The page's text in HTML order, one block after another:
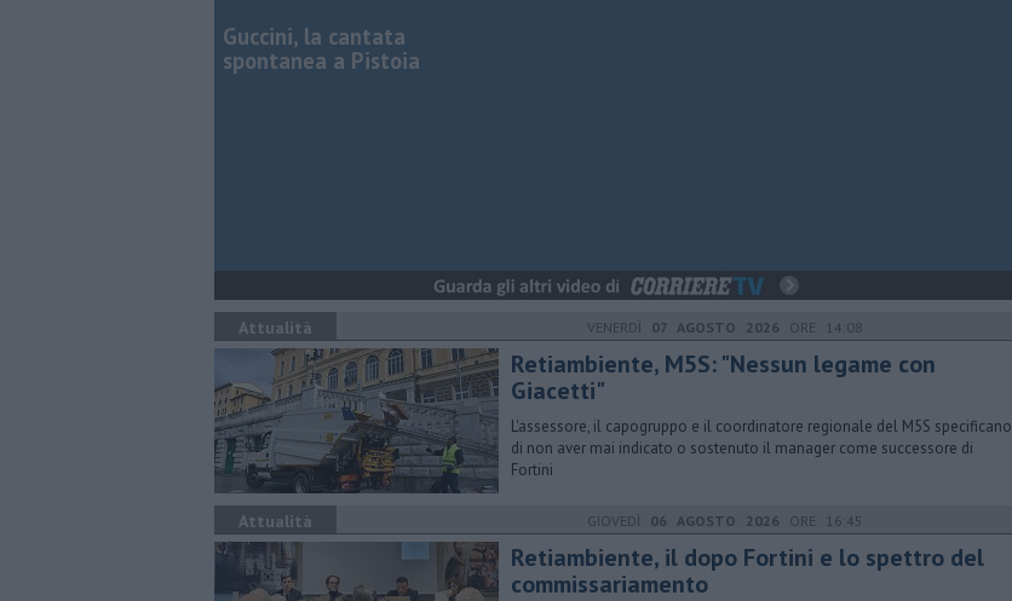
Guccini, la cantata
spontanea a Pistoia
Attualità VENERDÌ 07 AGOSTO 2026 ORE 14:08
Retiambiente, M5S: "Nessun legame con
Giacetti"
L'assessore, il capogruppo e il coordinatore regionale del M5S specificano
di non aver mai indicato o sostenuto il manager come successore di
Fortini
Attualità GIOVEDÌ 06 AGOSTO 2026 ORE 16:45
Retiambiente, il dopo Fortini e lo spettro del
commissariamento